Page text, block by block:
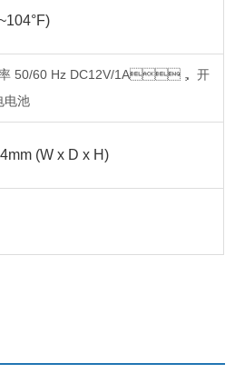
50/60 Hz DC12V/1A， 开
电池
(W x D x H)